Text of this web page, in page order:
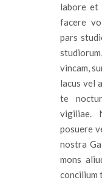
labore et
facere
pars
vincam,
lacus vel
te
vigiliae.
posuere
nostra
mons
concilium